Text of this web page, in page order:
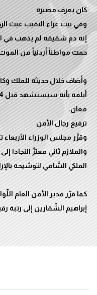
وفي بيت عزاء النقيب غيث
إنه دم شقيقه لم يذهب في
وأضاف خلال حديثه للملك
وقرَّر مجلس الوزراء الأربعاء
والملازم ثاني معتزّ النجادا
كما قرَّر مدير الأمن العام